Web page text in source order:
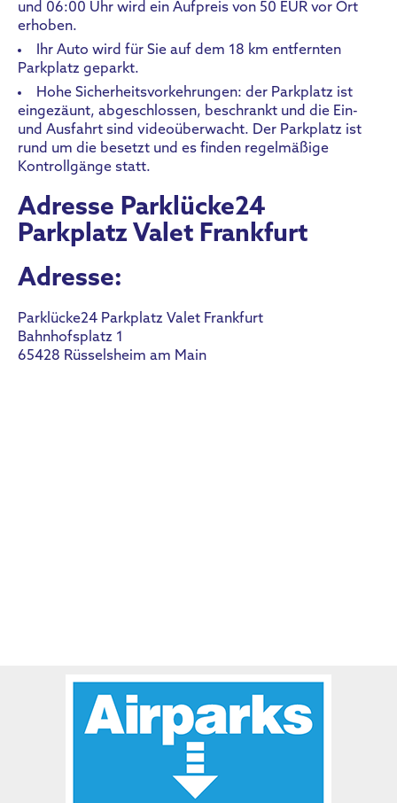
und 06:00 Uhr wird ein Aufpreis von 50 EUR vor Ort
erhoben.
Ihr Auto wird für Sie auf dem 18 km entfernten
Parkplatz geparkt.
Hohe Sicherheitsvorkehrungen: der Parkplatz ist
eingezäunt, abgeschlossen, beschrankt und die Ein-
und Ausfahrt sind videoüberwacht. Der Parkplatz ist
rund um die besetzt und es finden regelmäßige
Kontrollgänge statt.
Adresse Parklücke24
Parkplatz Valet Frankfurt
Adresse:
Parklücke24 Parkplatz Valet Frankfurt
Bahnhofsplatz 1
65428 Rüsselsheim am Main